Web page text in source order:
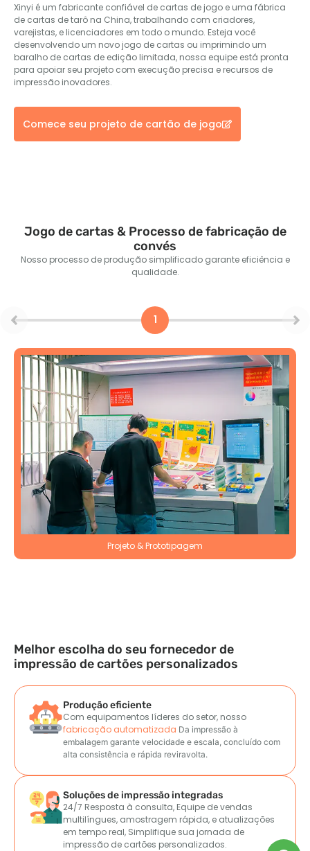
Xinyi é um fabricante confiável de cartas de jogo e uma fábrica
de cartas de tarô na China, trabalhando com criadores,
varejistas, e licenciadores em todo o mundo. Esteja você
desenvolvendo um novo jogo de cartas ou imprimindo um
baralho de cartas de edição limitada, nossa equipe está pronta
para apoiar seu projeto com execução precisa e recursos de
impressão inovadores.
Comece seu projeto de cartão de jogo
Jogo de cartas & Processo de fabricação de
convés
Nosso processo de produção simplificado garante eficiência e
qualidade.
1
Projeto & Prototipagem
Melhor escolha do seu fornecedor de
impressão de cartões personalizados
Produção eficiente
Com equipamentos líderes do setor, nosso
fabricação automatizada Da impressão à
embalagem garante velocidade e escala , concluído com
alta consistência e rápida reviravolta.
Soluções de impressão integradas
24/7 Resposta à consulta, Equipe de vendas
multilíngues, amostragem rápida, e atualizações
em tempo real, Simplifique sua jornada de
impressão de cartões personalizados.